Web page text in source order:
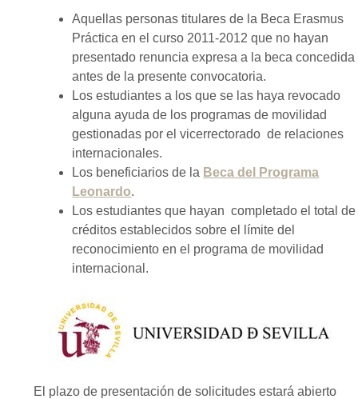
Aquellas personas titulares de la Beca Erasmus
Práctica en el curso 2011-2012 que no hayan
presentado renuncia expresa a la beca concedida
antes de la presente convocatoria.
Los estudiantes a los que se las haya revocado
alguna ayuda de los programas de movilidad
gestionadas por el vicerrectorado de relaciones
internacionales.
Los beneficiarios de la Beca del Programa
Leonardo.
Los estudiantes que hayan completado el total de
créditos establecidos sobre el límite del
reconocimiento en el programa de movilidad
internacional.
El plazo de presentación de solicitudes estará abierto